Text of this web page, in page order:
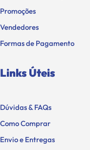
Promoções
Vendedores
Formas de Pagamento
Links Úteis
Dúvidas & FAQs
Como Comprar
Envio e Entregas